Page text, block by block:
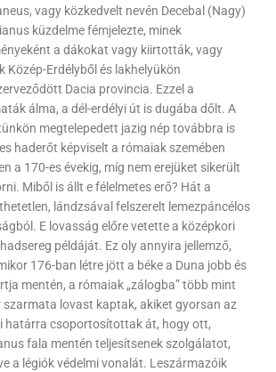
vagy közkedvelt nevén Decebal (Nagy)
küzdelme fémjelezte, minek
a dákokat vagy kiirtották, vagy
Közép-Erdélyből és lakhelyükön
Dacia provincia. Ezzel a
álma, a dél-erdélyi út is dugába dőlt. A
megtelepedett jazig nép továbbra is
haderőt képviselt a rómaiak szemében
a 170-es évekig, míg nem erejüket sikerült
Miből is állt e félelmetes erő? Hát a
lándzsával felszerelt lemezpáncélos
E lovasság előre vetette a középkori
példáját. Ez oly annyira jellemző,
176-ban létre jött a béke a Duna jobb és
mentén, a rómaiak „zálogba” több mint
szarmata lovast kaptak, akiket gyorsan az
határra csoportosítottak át, hogy ott,
fala mentén teljesítsenek szolgálatot,
a légiók védelmi vonalát. Leszármazóik